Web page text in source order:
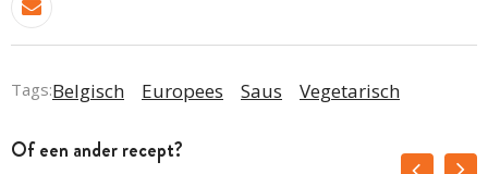
Tags:Belgisch Europees Saus Vegetarisch
Of een ander recept?